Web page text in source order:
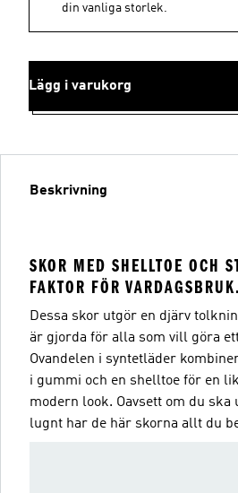
din vanliga storlek.
Lägg i varukorg
Beskrivning
SKOR MED SHELLTOE OCH
FAKTOR FÖR VARDAGSBRUK.
Dessa skor utgör en djärv
är gjorda för alla som vill göra
Ovandelen i syntetläder
i gummi och en shelltoe för en
modern look. Oavsett om du ska
lugnt har de här skorna allt du